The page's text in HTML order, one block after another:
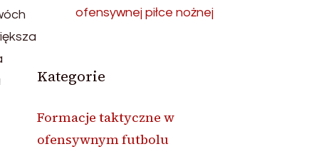
ofensywnej piłce nożnej
Kategorie
Formacje taktyczne w
ofensywnym futbolu